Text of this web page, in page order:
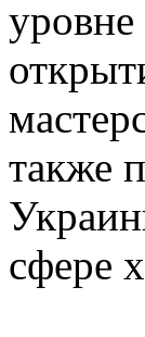
также
сфере